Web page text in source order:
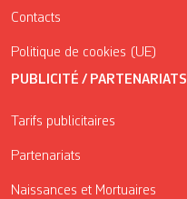
Contacts
Politique de cookies (UE)
PUBLICITÉ / PARTENARIATS
Tarifs publicitaires
Partenariats
Naissances et Mortuaires